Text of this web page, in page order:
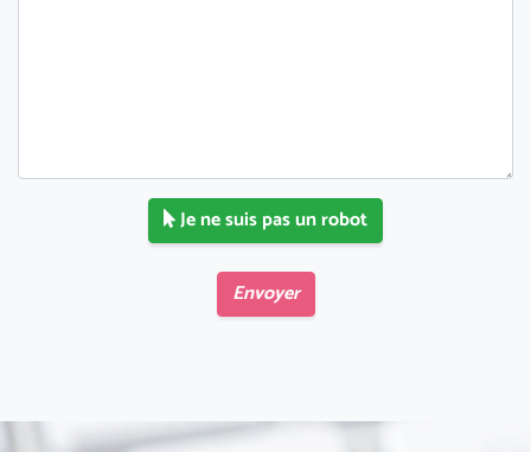
Je ne suis pas un robot
Envoyer